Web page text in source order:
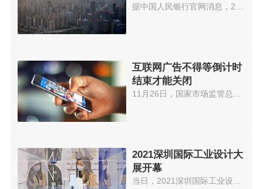
互联网广告不得等倒计时
结束才能关闭
2021深圳国际工业设计大
展开幕